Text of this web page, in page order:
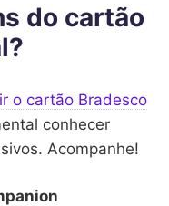
do cartão
o cartão Bradesco
conhecer
Acompanhe!